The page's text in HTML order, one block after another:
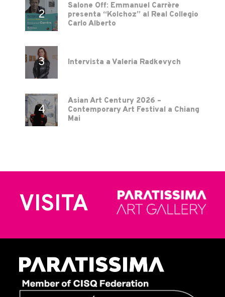
Salone Off: Emmanuel Carrère
presenta “Kolchoz” al Real Collegio
Carlo Alberto
Intervista a Valeria Radkevych
Asian Art Century 2026 –
Contemporary Art Festival a Chiang
Mai
VISITA